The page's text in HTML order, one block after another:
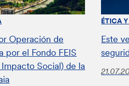
Operación de
por el Fondo FEIS
Social) de la
ÉTICA
Este